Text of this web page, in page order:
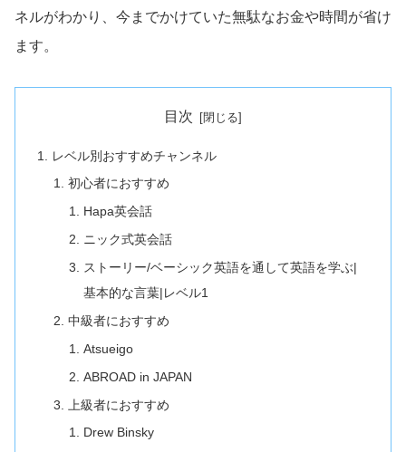
ネルがわかり、今までかけていた無駄なお金や時間が省け
ます。
目次
レベル別おすすめチャンネル
初心者におすすめ
Hapa英会話
ニック式英会話
ストーリー/ベーシック英語を通して英語を学ぶ|
基本的な言葉|レベル1
中級者におすすめ
Atsueigo
ABROAD in JAPAN
上級者におすすめ
Drew Binsky